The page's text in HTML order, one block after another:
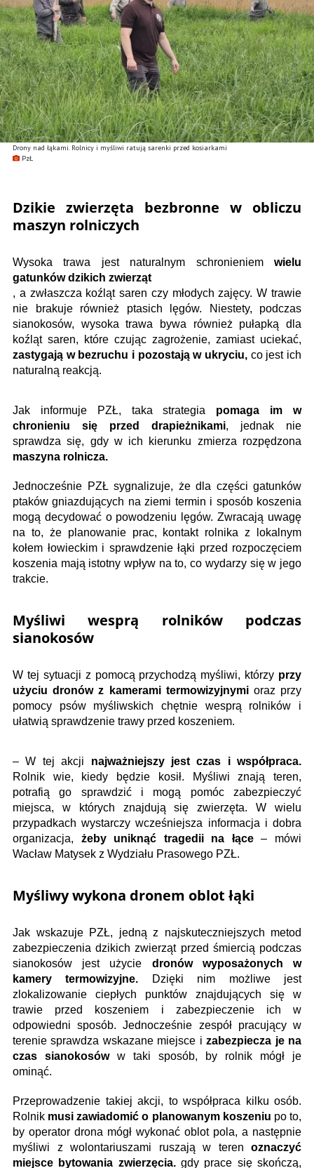
Drony nad łąkami. Rolnicy i myśliwi ratują sarenki przed kosiarkami
PzŁ
Dzikie zwierzęta bezbronne w obliczu
maszyn rolniczych
Wysoka trawa jest naturalnym schronieniem wielu
gatunków dzikich zwierząt
, a zwłaszcza koźląt saren czy młodych zajęcy. W trawie
nie brakuje również ptasich lęgów. Niestety, podczas
sianokosów, wysoka trawa bywa również pułapką dla
koźląt saren, które czując zagrożenie, zamiast uciekać,
zastygają w bezruchu i pozostają w ukryciu, co jest ich
naturalną reakcją.
Jak informuje PZŁ, taka strategia pomaga im w
chronieniu się przed drapieżnikami, jednak nie
sprawdza się, gdy w ich kierunku zmierza rozpędzona
maszyna rolnicza.
Jednocześnie PZŁ sygnalizuje, że dla części gatunków
ptaków gniazdujących na ziemi termin i sposób koszenia
mogą decydować o powodzeniu lęgów. Zwracają uwagę
na to, że planowanie prac, kontakt rolnika z lokalnym
kołem łowieckim i sprawdzenie łąki przed rozpoczęciem
koszenia mają istotny wpływ na to, co wydarzy się w jego
trakcie.
Myśliwi wesprą rolników podczas
sianokosów
W tej sytuacji z pomocą przychodzą myśliwi, którzy przy
użyciu dronów z kamerami termowizyjnymioraz przy
pomocy psów myśliwskich chętnie wesprą rolników i
ułatwią sprawdzenie trawy przed koszeniem.
– W tej akcji najważniejszy jest czas i współpraca.
Rolnik wie, kiedy będzie kosił. Myśliwi znają teren,
potrafią go sprawdzić i mogą pomóc zabezpieczyć
miejsca, w których znajdują się zwierzęta. W wielu
przypadkach wystarczy wcześniejsza informacja i dobra
organizacja, żeby uniknąć tragedii na łące– mówi
Wacław Matysek z Wydziału Prasowego PZŁ.
Myśliwy wykona dronem oblot łąki
Jak wskazuje PZŁ, jedną z najskuteczniejszych metod
zabezpieczenia dzikich zwierząt przed śmiercią podczas
sianokosów jest użycie dronów wyposażonych w
kamery termowizyjne. Dzięki nim możliwe jest
zlokalizowanie ciepłych punktów znajdujących się w
trawie przed koszeniem i zabezpieczenie ich w
odpowiedni sposób. Jednocześnie zespół pracujący w
terenie sprawdza wskazane miejsce i zabezpiecza je na
czas sianokosóww taki sposób, by rolnik mógł je
ominąć.
Przeprowadzenie takiej akcji, to współpraca kilku osób.
Rolnik musi zawiadomić o planowanym koszeniu po to,
by operator drona mógł wykonać oblot pola, a następnie
myśliwi z wolontariuszami ruszają w teren oznaczyć
miejsce bytowania zwierzęcia.gdy prace się skończą,